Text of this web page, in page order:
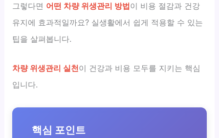
그렇다면 어떤 차량 위생관리 방법이 비용 절감과 건강
유지에 효과적일까요? 실생활에서 쉽게 적용할 수 있는
팁을 살펴봅니다.
차량 위생관리 실천이 건강과 비용 모두를 지키는 핵심
입니다.
핵심 포인트